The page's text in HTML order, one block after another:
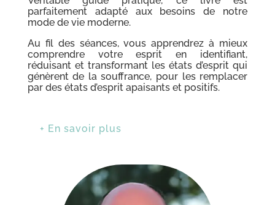
parfaitement adapté aux besoins de notre
mode de vie moderne.
Au fil des séances, vous apprendrez à mieux
comprendre votre esprit en identifiant,
réduisant et transformant les états d’esprit qui
génèrent de la souffrance, pour les remplacer
par des états d’esprit apaisants et positifs.
+ En savoir plus